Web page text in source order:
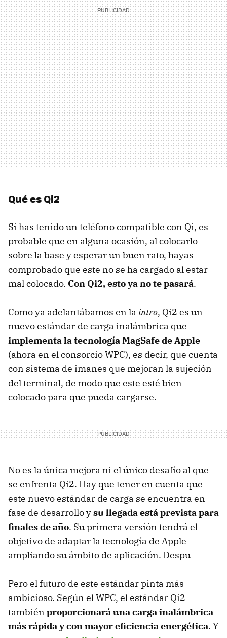
Qué es Qi2
Si has tenido un teléfono compatible con Qi, es
probable que en alguna ocasión, al colocarlo
sobre la base y esperar un buen rato, hayas
comprobado que este no se ha cargado al estar
mal colocado. Con Qi2, esto ya no te pasará.
Como ya adelantábamos en la intro, Qi2 es un
nuevo estándar de carga inalámbrica que
implementa la tecnología MagSafe de Apple
(ahora en el consorcio WPC), es decir, que cuenta
con sistema de imanes que mejoran la sujeción
del terminal, de modo que este esté bien
colocado para que pueda cargarse.
No es la única mejora ni el único desafío al que
se enfrenta Qi2. Hay que tener en cuenta que
este nuevo estándar de carga se encuentra en
fase de desarrollo ysu llegada está prevista para
finales de año. Su primera versión tendrá el
objetivo de adaptar la tecnología de Apple
ampliando su ámbito de aplicación. Despu
Pero el futuro de este estándar pinta más
ambicioso. Según el WPC, el estándar Qi2
también proporcionará una carga inalámbrica
más rápida y con mayor eficiencia energética. Y